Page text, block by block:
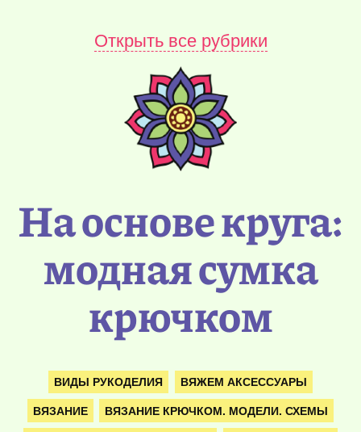
Открыть все рубрики
На основе круга:
модная сумка
крючком
ВИДЫ РУКОДЕЛИЯ ВЯЖЕМ АКСЕССУАРЫ
ВЯЗАНИЕ ВЯЗАНИЕ КРЮЧКОМ. МОДЕЛИ. СХЕМЫ